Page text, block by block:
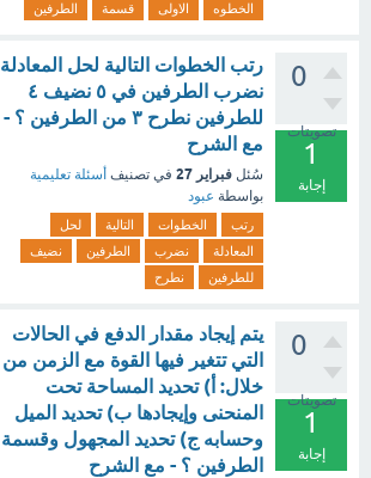
الخطوه
الاولى قسمة الطرفين
0
تصويتات
1
إجابة
رتب الخطوات التالية لحل المعادلة
نضرب الطرفين في ٥ نضيف ٤
للطرفين نطرح ٣ من الطرفين ؟ -
مع الشرح
سُئل فبراير 27 في تصنيف أسئلة تعليمية
بواسطة عبود
رتب الخطوات التالية
لحل
المعادلة
نضرب الطرفين
نضيف
للطرفين
نطرح
0
تصويتات
1
إجابة
يتم إيجاد مقدار الدفع في الحالات
التي تتغير فيها القوة مع الزمن من
خلال: أ) تحديد المساحة تحت
المنحنى وإيجادها ب) تحديد الميل
وحسابه ج) تحديد المجهول وقسمة
الطرفين ؟ - مع الشرح